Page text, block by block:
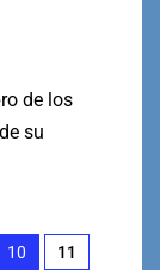
de los
su
10
11